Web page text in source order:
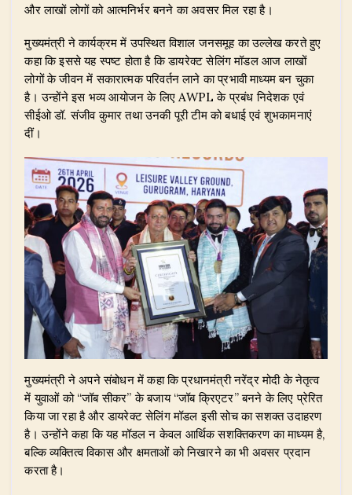
और लाखों लोगों को आत्मनिर्भर बनने का अवसर मिल रहा है।
मुख्यमंत्री ने कार्यक्रम में उपस्थित विशाल जनसमूह का उल्लेख करते हुए
कहा कि इससे यह स्पष्ट होता है कि डायरेक्ट सेलिंग मॉडल आज लाखों
लोगों के जीवन में सकारात्मक परिवर्तन लाने का प्रभावी माध्यम बन चुका
है। उन्होंने इस भव्य आयोजन के लिए AWPL के प्रबंध निदेशक एवं
सीईओ डॉ. संजीव कुमार तथा उनकी पूरी टीम को बधाई एवं शुभकामनाएं
दीं।
मुख्यमंत्री ने अपने संबोधन में कहा कि प्रधानमंत्री नरेंद्र मोदी के नेतृत्व
में युवाओं को “जॉब सीकर” के बजाय “जॉब क्रिएटर” बनने के लिए प्रेरित
किया जा रहा है और डायरेक्ट सेलिंग मॉडल इसी सोच का सशक्त उदाहरण
है। उन्होंने कहा कि यह मॉडल न केवल आर्थिक सशक्तिकरण का माध्यम है,
बल्कि व्यक्तित्व विकास और क्षमताओं को निखारने का भी अवसर प्रदान
करता है।